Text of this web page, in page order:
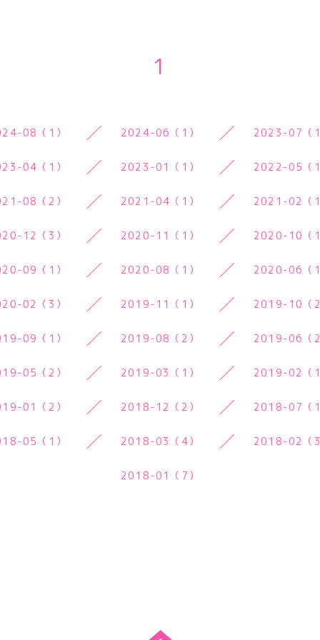
1
08（1） 2024-06（1） 2023-07（1
04（1） 2023-01（1） 2022-05（1
08（2） 2021-04（1） 2021-02（1
12（3） 2020-11（1） 2020-10（1
09（1） 2020-08（1） 2020-06（1
02（3） 2019-11（1） 2019-10（2
09（1） 2019-08（2） 2019-06（2
05（2） 2019-03（1） 2019-02（1
01（2） 2018-12（2） 2018-07（1
05（1） 2018-03（4） 2018-02（3
2018-01（7）